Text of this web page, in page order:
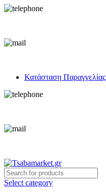
Κατάσταση Παραγγελίας
Select category